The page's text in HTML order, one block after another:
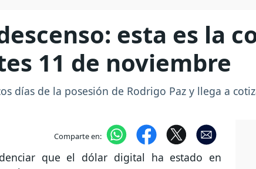
esta es la
11 de noviembre
días de la posesión de Rodrigo Paz y llega a
Comparte en: